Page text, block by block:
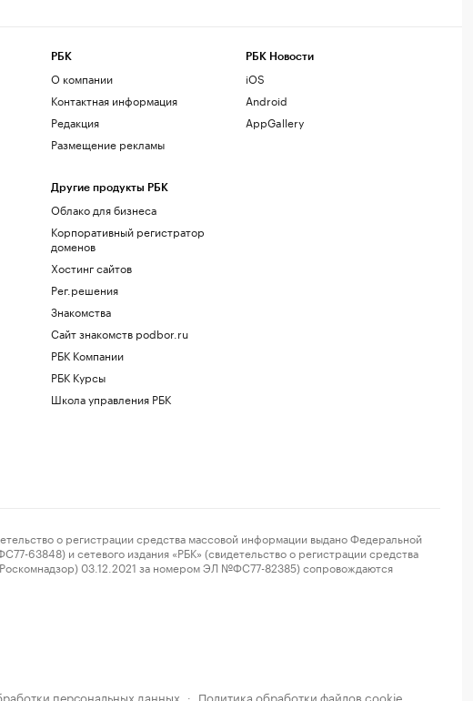
РБК
О компании
Контактная информация
Редакция
Размещение рекламы
Другие продукты РБК
Облако для бизнеса
Корпоративный регистратор
доменов
Хостинг сайтов
Рег.решения
Знакомства
Сайт знакомств podbor.ru
РБК Компании
РБК Курсы
Школа управления РБК
РБК Новости
iOS
Android
AppGallery
о регистрации средства массовой информации выдано Федеральной
63848) и сетевого издания «РБК» (свидетельство о регистрации средства
03.12.2021 за номером ЭЛ №ФС77-82385) сопровождаются
персональных данных · Политика обработки файлов cookie